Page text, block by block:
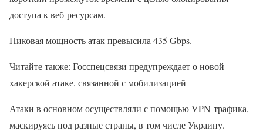
доступа к веб-ресурсам.
Пиковая мощность атак превысила 435 Gbps.
Читайте также: Госспецсвязи предупреждает о новой
хакерской атаке, связанной с мобилизацией
Атаки в основном осуществляли с помощью VPN-трафика,
маскируясь под разные страны, в том числе Украину.